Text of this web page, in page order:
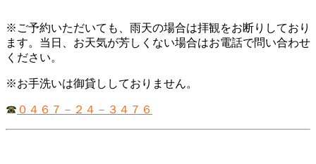
※ご予約いただいても、雨天の場合は拝観をお断りしており
ます。当日、お天気が芳しくない場合はお電話で問い合わせ
ください。
※お手洗いは御貸ししておりません。
☎ ０４６７－２４－３４７６